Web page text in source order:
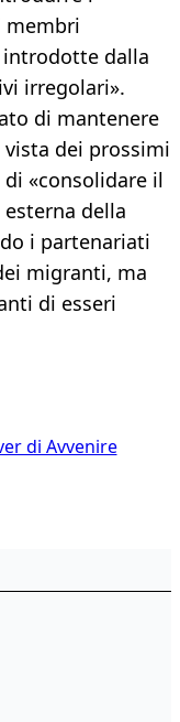
membri
dalla
irregolari».
di mantenere
dei prossimi
di «consolidare il
della
i partenariati
migranti, ma
di esseri
di Avvenire